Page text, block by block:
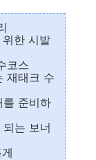
한 시발
코스
재태크 수
를 준비하
는 보너